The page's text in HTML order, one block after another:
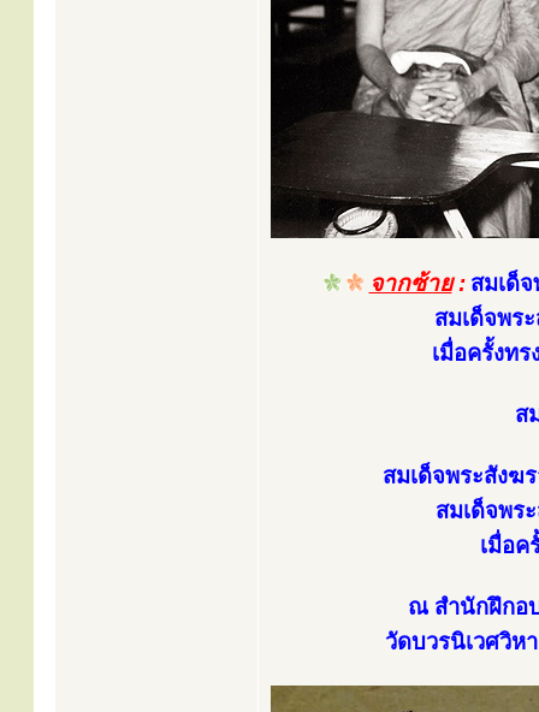
จากซ้าย: สมเด็
สมเด็จพร
เมื่อครั้งท
ส
สมเด็จพระสังฆ
สมเด็จพร
เมื่อ
ณ สำนักฝึกอ
วัดบวรนิเวศวิห